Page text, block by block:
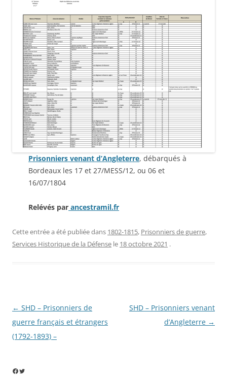
Prisonniers venant d’Angleterre, débarqués à
Bordeaux les 17 et 27/MESS/12, ou 06 et
16/07/1804
Relévés par ancestramil.fr
Cette entrée a été publiée dans 1802-1815, Prisonniers de guerre,
Services Historique de la Défense le 18 octobre 2021 .
Navigation
des
articles
← SHD – Prisonniers de
guerre français et étrangers
(1792-1893) –
SHD – Prisonniers venant
d’Angleterre →
Facebook
Twitter